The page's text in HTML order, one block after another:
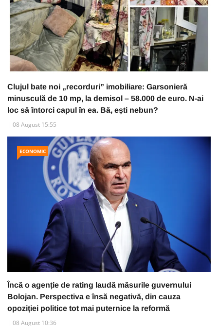
Clujul bate noi „recorduri” imobiliare: Garsonieră
minusculă de 10 mp, la demisol – 58.000 de euro. N-ai
loc să întorci capul în ea. Bă, ești nebun?
08 August 15:55
ECONOMIC
Încă o agenție de rating laudă măsurile guvernului
Bolojan. Perspectiva e însă negativă, din cauza
opoziției politice tot mai puternice la reformă
08 August 10:36